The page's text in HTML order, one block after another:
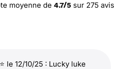
moyenne de 4.7/5 sur 275 avis
le 12/10/25 : Lucky luke